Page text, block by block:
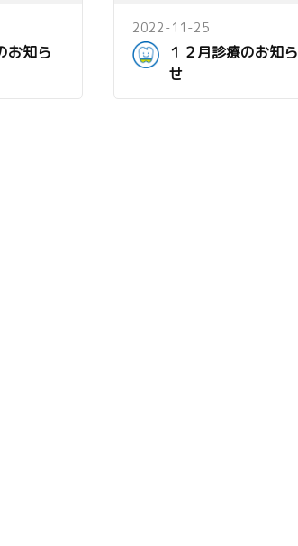
お知ら
2022-11-25
１２月診療のお知ら
せ